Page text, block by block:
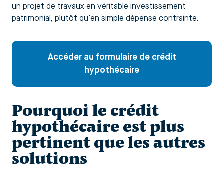
un projet de travaux en véritable investissement
patrimonial, plutôt qu’en simple dépense contrainte.
Accéder au formulaire de crédit
hypothécaire
Pourquoi le crédit
hypothécaire est plus
pertinent que les autres
solutions